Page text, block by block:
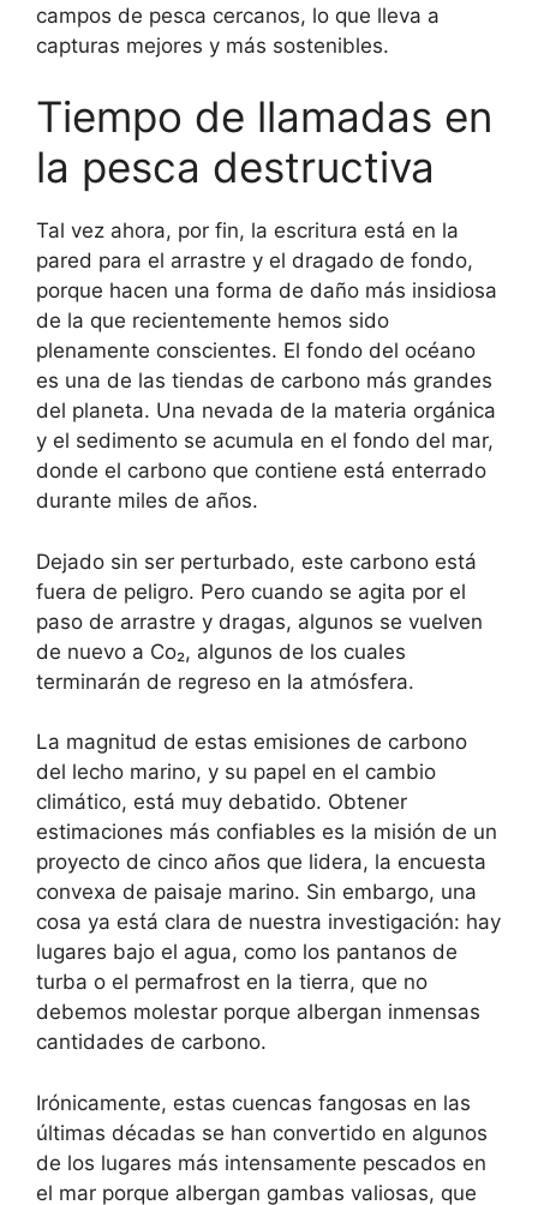
campos de pesca cercanos, lo que lleva a
capturas mejores y más sostenibles.
Tiempo de llamadas en
la pesca destructiva
Tal vez ahora, por fin, la escritura está en la
pared para el arrastre y el dragado de fondo,
porque hacen una forma de daño más insidiosa
de la que recientemente hemos sido
plenamente conscientes. El fondo del océano
es una de las tiendas de carbono más grandes
del planeta. Una nevada de la materia orgánica
y el sedimento se acumula en el fondo del mar,
donde el carbono que contiene está enterrado
durante miles de años.
Dejado sin ser perturbado, este carbono está
fuera de peligro. Pero cuando se agita por el
paso de arrastre y dragas, algunos se vuelven
de nuevo a Co₂, algunos de los cuales
terminarán de regreso en la atmósfera.
La magnitud de estas emisiones de carbono
del lecho marino, y su papel en el cambio
climático, está muy debatido. Obtener
estimaciones más confiables es la misión de un
proyecto de cinco años que lidera, la encuesta
convexa de paisaje marino. Sin embargo, una
cosa ya está clara de nuestra investigación: hay
lugares bajo el agua, como los pantanos de
turba o el permafrost en la tierra, que no
debemos molestar porque albergan inmensas
cantidades de carbono.
Irónicamente, estas cuencas fangosas en las
últimas décadas se han convertido en algunos
de los lugares más intensamente pescados en
el mar porque albergan gambas valiosas, que